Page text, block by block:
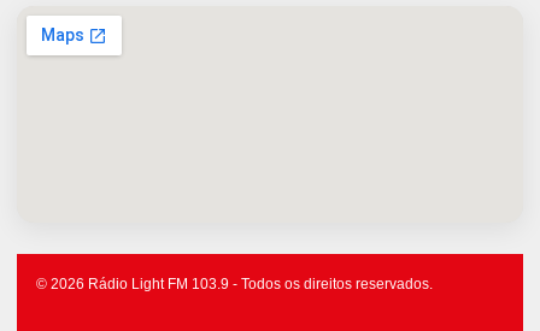
© 2026 Rádio Light FM 103.9 - Todos os direitos reservados.